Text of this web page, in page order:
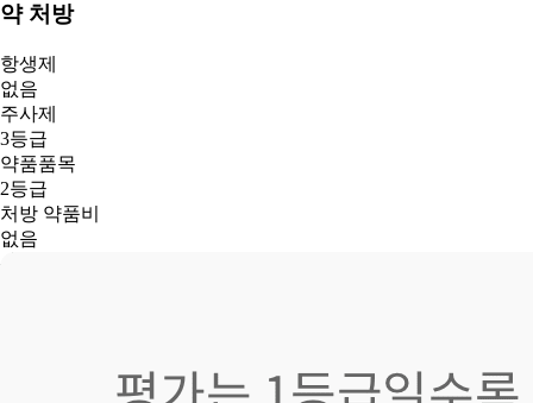
약 처방
항생제
없음
주사제
3등급
약품품목
2등급
처방 약품비
없음